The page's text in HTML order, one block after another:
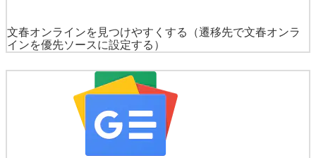
文春オンラインを見つけやすくする
（遷移先で文春オンラ
インを優先ソースに設定する）